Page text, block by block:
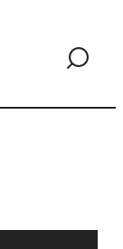
Siirry